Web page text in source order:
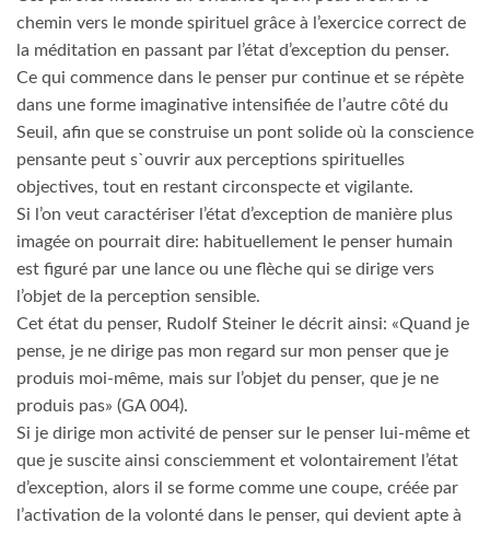
chemin vers le monde spirituel grâce à l’exercice correct de
la méditation en passant par l’état d’exception du penser.
Ce qui commence dans le penser pur continue et se répète
dans une forme imaginative intensiﬁée de l’autre côté du
Seuil, afin que se construise un pont solide où la conscience
pensante peut s`ouvrir aux perceptions spirituelles
objectives, tout en restant circonspecte et vigilante.
Si l’on veut caractériser l’état d’exception de manière plus
imagée on pourrait dire: habituellement le penser humain
est figuré par une lance ou une flèche qui se dirige vers
l’objet de la perception sensible.
Cet état du penser, Rudolf Steiner le décrit ainsi: «Quand je
pense, je ne dirige pas mon regard sur mon penser que je
produis moi-même, mais sur l’objet du penser, que je ne
produis pas» (GA 004).
Si je dirige mon activité de penser sur le penser lui-même et
que je suscite ainsi consciemment et volontairement l’état
d’exception, alors il se forme comme une coupe, créée par
l’activation de la volonté dans le penser, qui devient apte à